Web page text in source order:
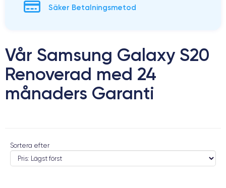
Säker Betalningsmetod
Vår Samsung Galaxy S20
Renoverad med 24
månaders Garanti
Sortera efter